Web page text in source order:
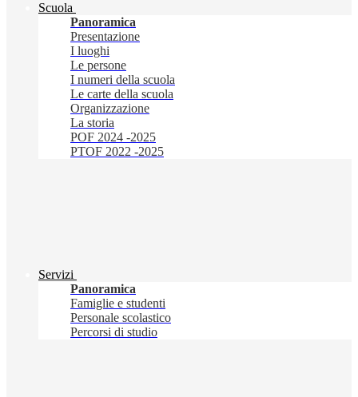
Scuola
Panoramica
Presentazione
I luoghi
Le persone
I numeri della scuola
Le carte della scuola
Organizzazione
La storia
POF 2024 -2025
PTOF 2022 -2025
Servizi
Panoramica
Famiglie e studenti
Personale scolastico
Percorsi di studio